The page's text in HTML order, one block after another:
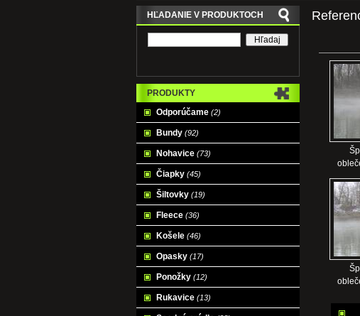
HĽADANIE V PRODUKTOCH
PRODUKTY
Odporúčame (2)
Bundy (92)
Nohavice (73)
Čiapky (45)
Šiltovky (19)
Fleece (36)
Košele (46)
Opasky (17)
Ponožky (12)
Rukavice (13)